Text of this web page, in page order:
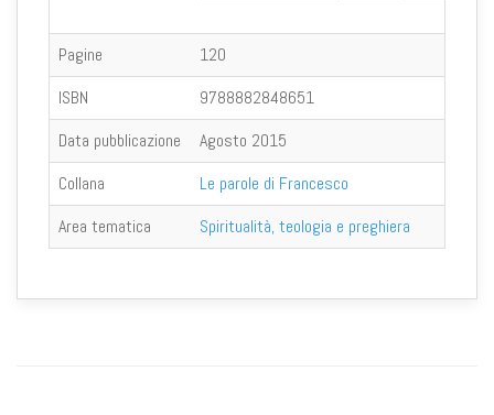
Pagine
120
ISBN
9788882848651
Data pubblicazione
Agosto 2015
Collana
Le parole di Francesco
Area tematica
Spiritualità, teologia e preghiera